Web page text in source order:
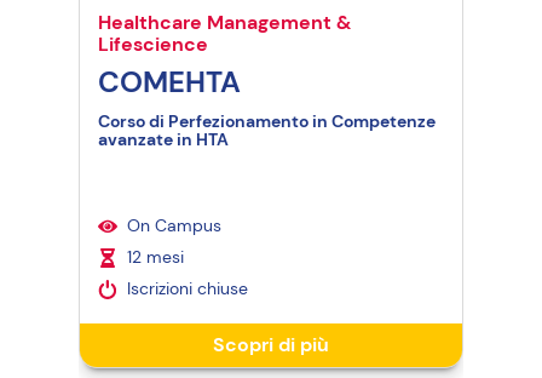
Healthcare Management &
Lifescience
COMEHTA
Corso di Perfezionamento in Competenze
avanzate in HTA
On Campus
12 mesi
Iscrizioni chiuse
Scopri di più